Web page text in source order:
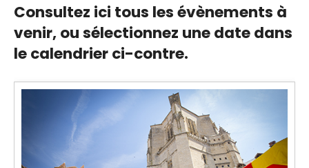
Consultez ici tous les évènements à
venir,ou sélectionnez une date dans
le calendrier ci-contre.